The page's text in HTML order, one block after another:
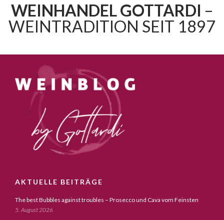
WEINHANDEL GOTTARDI –
WEINTRADITION SEIT 1897
AKTUELLE BEITRÄGE
The best Bubbles against troubles – Prosecco und Cava vom Feinsten
5. August 2026